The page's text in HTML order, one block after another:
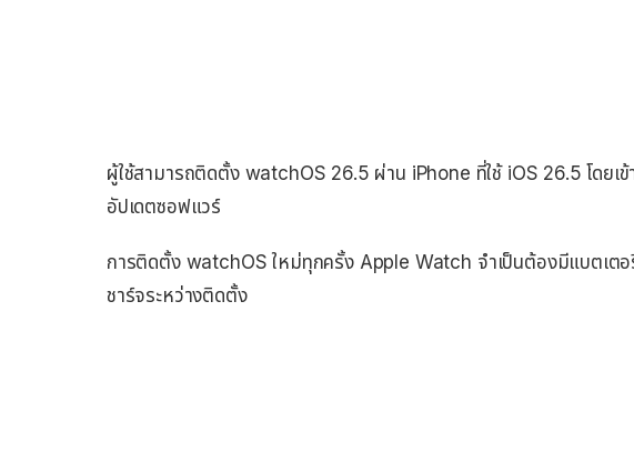
ผู้ใช้สามารถติดตั้ง watchOS 26.5 ผ่าน iPhone ที่ใช้ iOS 26.5 โดยเ
อัปเดตซอฟแวร์
การติดตั้ง watchOS ใหม่ทุกครั้ง Apple Watch จำเป็นต้องมีแบตเต
ชาร์จระหว่างติดตั้ง